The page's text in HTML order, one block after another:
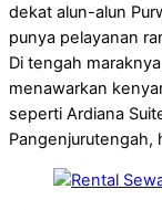
dekat alun-alun
punya pelayanan
Di tengah
menawarkan
seperti Ardiana
Pangenjurutengah,